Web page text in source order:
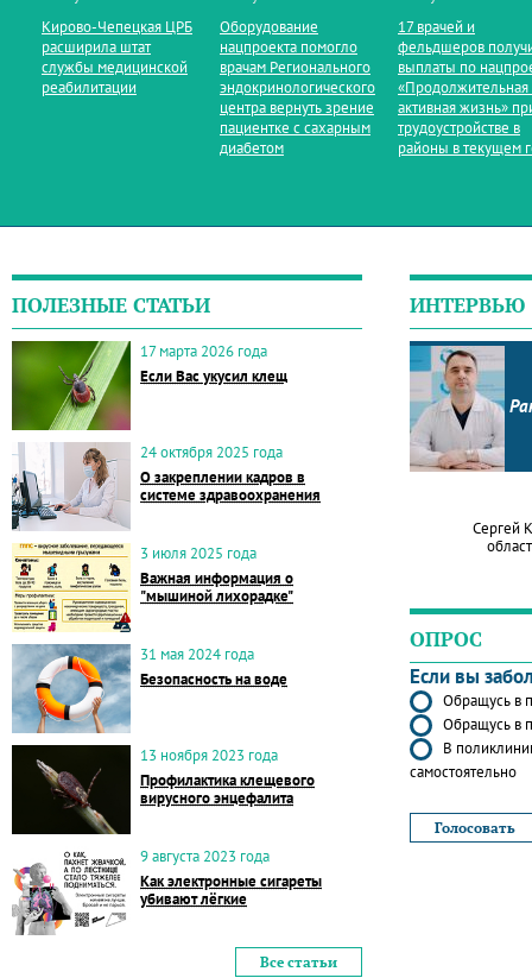
Кирово‑Чепецкая ЦРБ
расширила штат
службы медицинской
реабилитации
Оборудование
нацпроекта помогло
врачам Регионального
эндокринологического
центра вернуть зрение
пациентке с сахарным
диабетом
17 врачей и
фельдшеров
выплаты по
«Продолжительная
активная жизнь»
трудоустройстве в
районы в текущем
ПОЛЕЗНЫЕ СТАТЬИ
17 марта 2026 года
Если Вас укусил клещ
24 октября 2025 года
О закреплении кадров в
системе здравоохранения
3 июля 2025 года
Важная информация о
"мышиной лихорадке"
31 мая 2024 года
Безопасность на воде
13 ноября 2023 года
Профилактика клещевого
вирусного энцефалита
9 августа 2023 года
Как электронные сигареты
убивают лёгкие
Все статьи
ИНТЕРВЬЮ
Сергей
ОПРОС
Если вы
Обращусь в
Обращусь в
В
самостоятельно